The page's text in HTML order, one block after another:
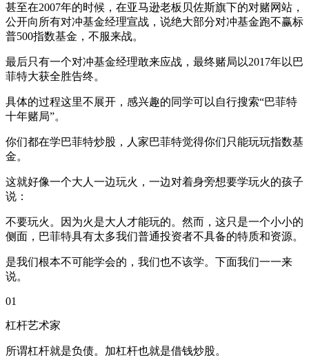
甚至在2007年的时候，在亚马逊老板贝佐斯旗下的对赌网站，
公开向所有对冲基金经理宣战，说绝大部分对冲基金跑不赢标
普500指数基金，不服来战。
最后只有一个对冲基金经理敢来应战，最终赌局以2017年以巴
菲特大获全胜告终。
具体的过程这里不展开，感兴趣的同学可以自行搜索“巴菲特
十年赌局”。
你们都在学巴菲特炒股，人家巴菲特觉得你们只能玩玩指数基
金。
这就好像一个大人一边玩火，一边对着身旁想要学玩火的孩子
说：
不要玩火。因为火是大人才能玩的。然而，这只是一个小小的
侧面，巴菲特具有太多我们普通投资者不具备的特质和资源。
是我们根本不可能学会的，我们也不该学。下面我们一一来
说。
01
杠杆艺术家
所谓杠杆就是负债。加杠杆也就是借钱炒股。